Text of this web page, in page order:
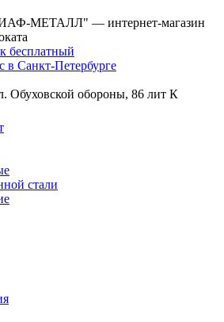
МЕТАЛЛ" — интернет-магазин
бесплатный
в Санкт-Петербурге
Обуховской обороны, 86 лит К
стали